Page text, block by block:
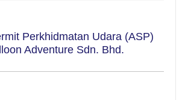
Perkhidmatan Udara (ASP)
Adventure Sdn. Bhd.